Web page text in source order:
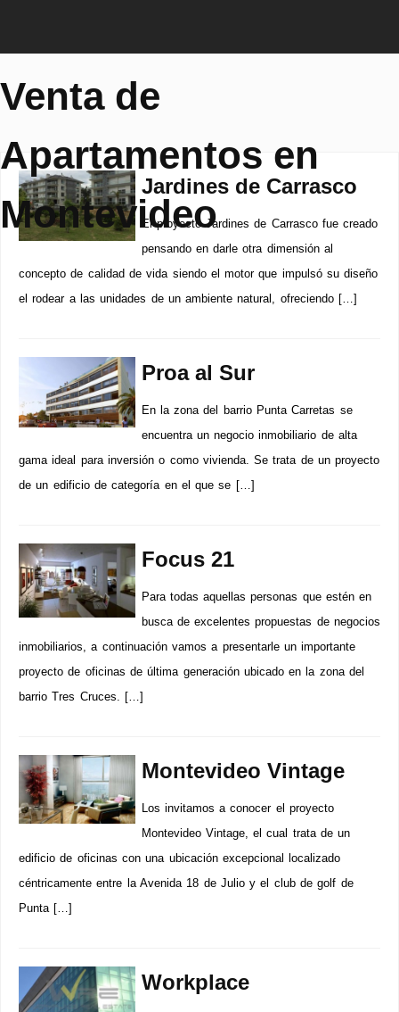
Venta de
Apartamentos en
Montevideo
Jardines de Carrasco
El proyecto Jardines de Carrasco fue creado
pensando en darle otra dimensión al
concepto de calidad de vida siendo el motor que impulsó su diseño
el rodear a las unidades de un ambiente natural, ofreciendo […]
Proa al Sur
En la zona del barrio Punta Carretas se
encuentra un negocio inmobiliario de alta
gama ideal para inversión o como vivienda. Se trata de un proyecto
de un edificio de categoría en el que se […]
Focus 21
Para todas aquellas personas que estén en
busca de excelentes propuestas de negocios
inmobiliarios, a continuación vamos a presentarle un importante
proyecto de oficinas de última generación ubicado en la zona del
barrio Tres Cruces. […]
Montevideo Vintage
Los invitamos a conocer el proyecto
Montevideo Vintage, el cual trata de un
edificio de oficinas con una ubicación excepcional localizado
céntricamente entre la Avenida 18 de Julio y el club de golf de
Punta […]
Workplace